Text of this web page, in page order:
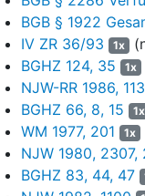
Testament, welches
Die Willenserklärung
Unterzeichnung der
Danach könne eine
Die Erblasserin sei
nur Verfügungen von
ausdrücklich gemäß
§
Klägerin gegen den
BGB § 1922
IV ZR 36/93 1x
BGHZ 124, 35
1x
NJW-RR 1986,
BGHZ 66, 8, 15
1x
WM 1977, 201
1x
NJW 1980, 2307,
BGHZ 83, 44, 47